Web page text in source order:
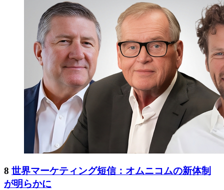
8 世界マーケティング短信：オムニコムの新体制
が明らかに